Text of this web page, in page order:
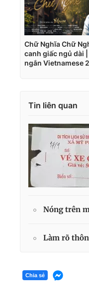
Tin liên quan
Nóng trên
Làm rõ
Chia sẻ